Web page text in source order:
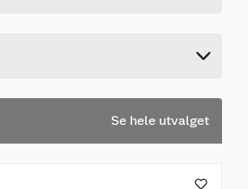
Se hele utvalget